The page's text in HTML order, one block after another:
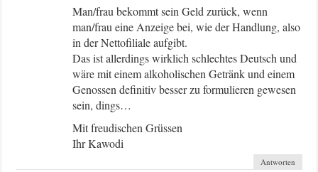
Man/frau bekommt sein Geld zurück, wenn
man/frau eine Anzeige bei, wie der Handlung, also
in der Nettofiliale aufgibt.
Das ist allerdings wirklich schlechtes Deutsch und
wäre mit einem alkoholischen Getränk und einem
Genossen definitiv besser zu formulieren gewesen
sein, dings…
Mit freudischen Grüssen
Ihr Kawodi
Antworten